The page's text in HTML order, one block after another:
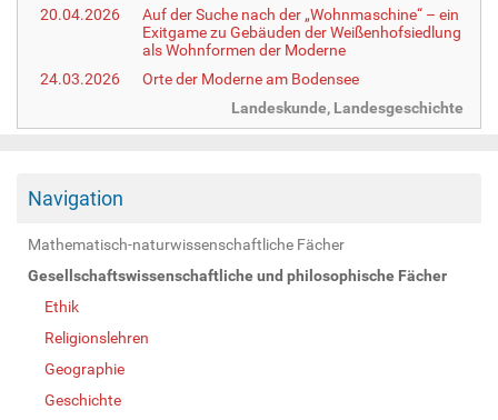
20.04.2026
Auf der Suche nach der „Wohnmaschine“ – ein
Exitgame zu Gebäuden der Weißenhofsiedlung
als Wohnformen der Moderne
24.03.2026
Orte der Moderne am Bodensee
Landeskunde, Landesgeschichte
Navigation
Mathematisch-naturwissenschaftliche Fächer
Gesellschaftswissenschaftliche und philosophische Fächer
Ethik
Religionslehren
Geographie
Geschichte